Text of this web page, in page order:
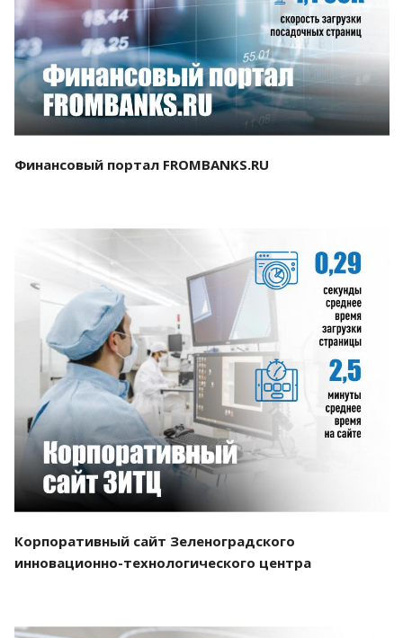
Смотреть проект
Финансовый портал FROMBANKS.RU
Смотреть проект
Корпоративный сайт Зеленоградского
инновационно-технологического центра